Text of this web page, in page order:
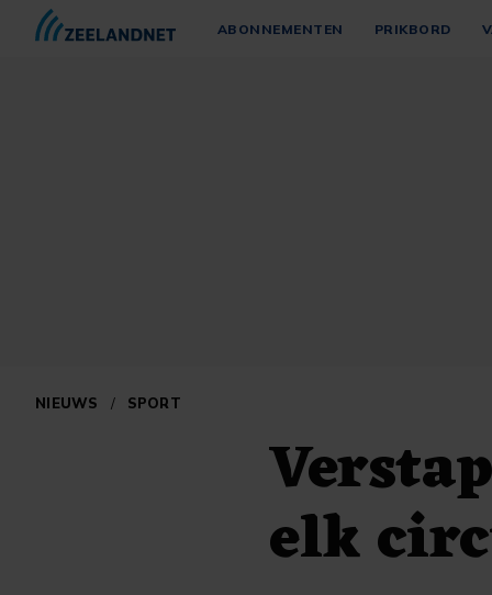
ABONNEMENTEN PRIKBORD
NIEUWS / SPORT
elk